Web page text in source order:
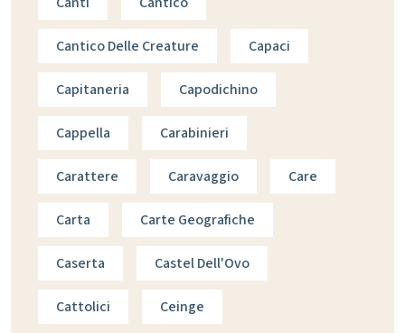
Cantico Delle Creature Capaci
Capitaneria Capodichino
Cappella Carabinieri
Carattere Caravaggio Care
Carta Carte Geografiche
Caserta Castel Dell'Ovo
Cattolici Ceinge